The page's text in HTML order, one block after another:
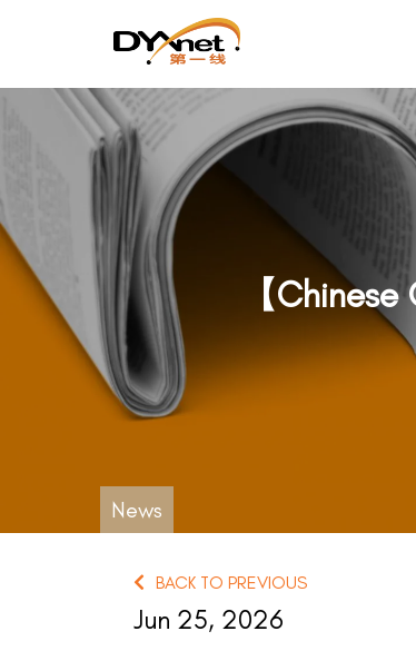
【
News
BACK TO PREVIOUS
Jun 25, 2026